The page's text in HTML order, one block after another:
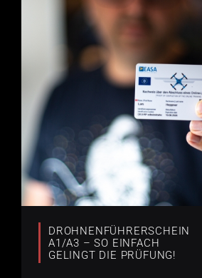
DROHNENFÜHRERSCHEIN
A1/A3 – SO EINFACH
GELINGT DIE PRÜFUNG!